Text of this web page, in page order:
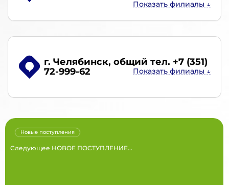
г. Челябинск, общий тел. +7 (351)
72-999-62
Следующее НОВОЕ ПОСТУПЛЕНИЕ...
Новые поступления